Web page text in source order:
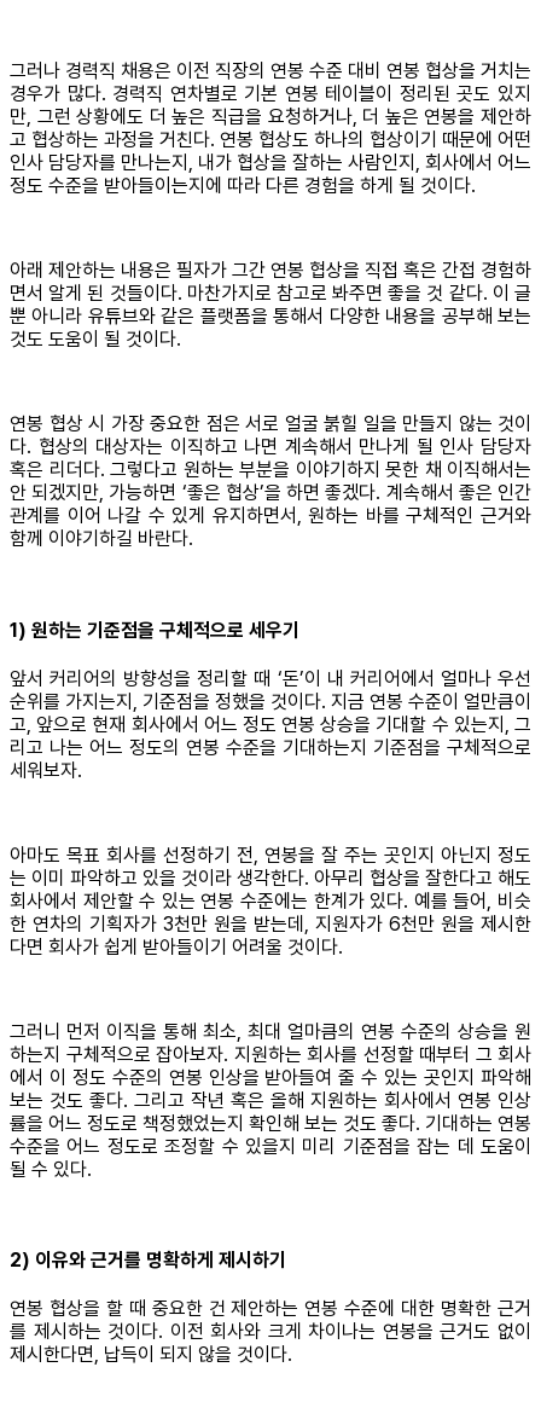
그러나 경력직 채용은 이전 직장의 연봉 수준 대비 연봉 협상을 거치는
경우가 많다. 경력직 연차별로 기본 연봉 테이블이 정리된 곳도 있지
만, 그런 상황에도 더 높은 직급을 요청하거나, 더 높은 연봉을 제안하
고 협상하는 과정을 거친다. 연봉 협상도 하나의 협상이기 때문에 어떤
인사 담당자를 만나는지, 내가 협상을 잘하는 사람인지, 회사에서 어느
정도 수준을 받아들이는지에 따라 다른 경험을 하게 될 것이다.
아래 제안하는 내용은 필자가 그간 연봉 협상을 직접 혹은 간접 경험하
면서 알게 된 것들이다. 마찬가지로 참고로 봐주면 좋을 것 같다. 이 글
뿐 아니라 유튜브와 같은 플랫폼을 통해서 다양한 내용을 공부해 보는
것도 도움이 될 것이다.
연봉 협상 시 가장 중요한 점은 서로 얼굴 붉힐 일을 만들지 않는 것이
다. 협상의 대상자는 이직하고 나면 계속해서 만나게 될 인사 담당자
혹은 리더다. 그렇다고 원하는 부분을 이야기하지 못한 채 이직해서는
안 되겠지만, 가능하면 ‘좋은 협상’을 하면 좋겠다. 계속해서 좋은 인간
관계를 이어 나갈 수 있게 유지하면서, 원하는 바를 구체적인 근거와
함께 이야기하길 바란다.
1) 원하는 기준점을 구체적으로 세우기
앞서 커리어의 방향성을 정리할 때 ‘돈’이 내 커리어에서 얼마나 우선
순위를 가지는지, 기준점을 정했을 것이다. 지금 연봉 수준이 얼만큼이
고, 앞으로 현재 회사에서 어느 정도 연봉 상승을 기대할 수 있는지, 그
리고 나는 어느 정도의 연봉 수준을 기대하는지 기준점을 구체적으로
세워보자.
아마도 목표 회사를 선정하기 전, 연봉을 잘 주는 곳인지 아닌지 정도
는 이미 파악하고 있을 것이라 생각한다. 아무리 협상을 잘한다고 해도
회사에서 제안할 수 있는 연봉 수준에는 한계가 있다. 예를 들어, 비슷
한 연차의 기획자가 3천만 원을 받는데, 지원자가 6천만 원을 제시한
다면 회사가 쉽게 받아들이기 어려울 것이다.
그러니 먼저 이직을 통해 최소, 최대 얼마큼의 연봉 수준의 상승을 원
하는지 구체적으로 잡아보자. 지원하는 회사를 선정할 때부터 그 회사
에서 이 정도 수준의 연봉 인상을 받아들여 줄 수 있는 곳인지 파악해
보는 것도 좋다. 그리고 작년 혹은 올해 지원하는 회사에서 연봉 인상
률을 어느 정도로 책정했었는지 확인해 보는 것도 좋다. 기대하는 연봉
수준을 어느 정도로 조정할 수 있을지 미리 기준점을 잡는 데 도움이
될 수 있다.
2) 이유와 근거를 명확하게 제시하기
연봉 협상을 할 때 중요한 건 제안하는 연봉 수준에 대한 명확한 근거
를 제시하는 것이다. 이전 회사와 크게 차이나는 연봉을 근거도 없이
제시한다면, 납득이 되지 않을 것이다.